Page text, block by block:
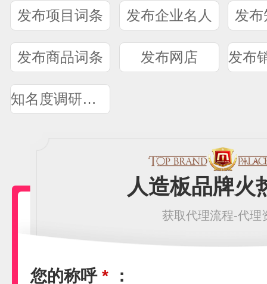
发布项目词条 发布企业名人 发
发布商品词条 发布网店
知名度调研问卷
人造板品牌火
获取代理流程-代理
您的称呼 * ：